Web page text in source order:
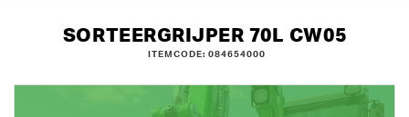
SORTEERGRIJPER 70L CW05
ITEMCODE: 084654000